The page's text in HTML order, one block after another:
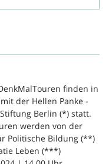
finden in
der Hellen Panke -
Berlin (*) statt.
werden von der
Politische Bildung (**)
Leben (***)